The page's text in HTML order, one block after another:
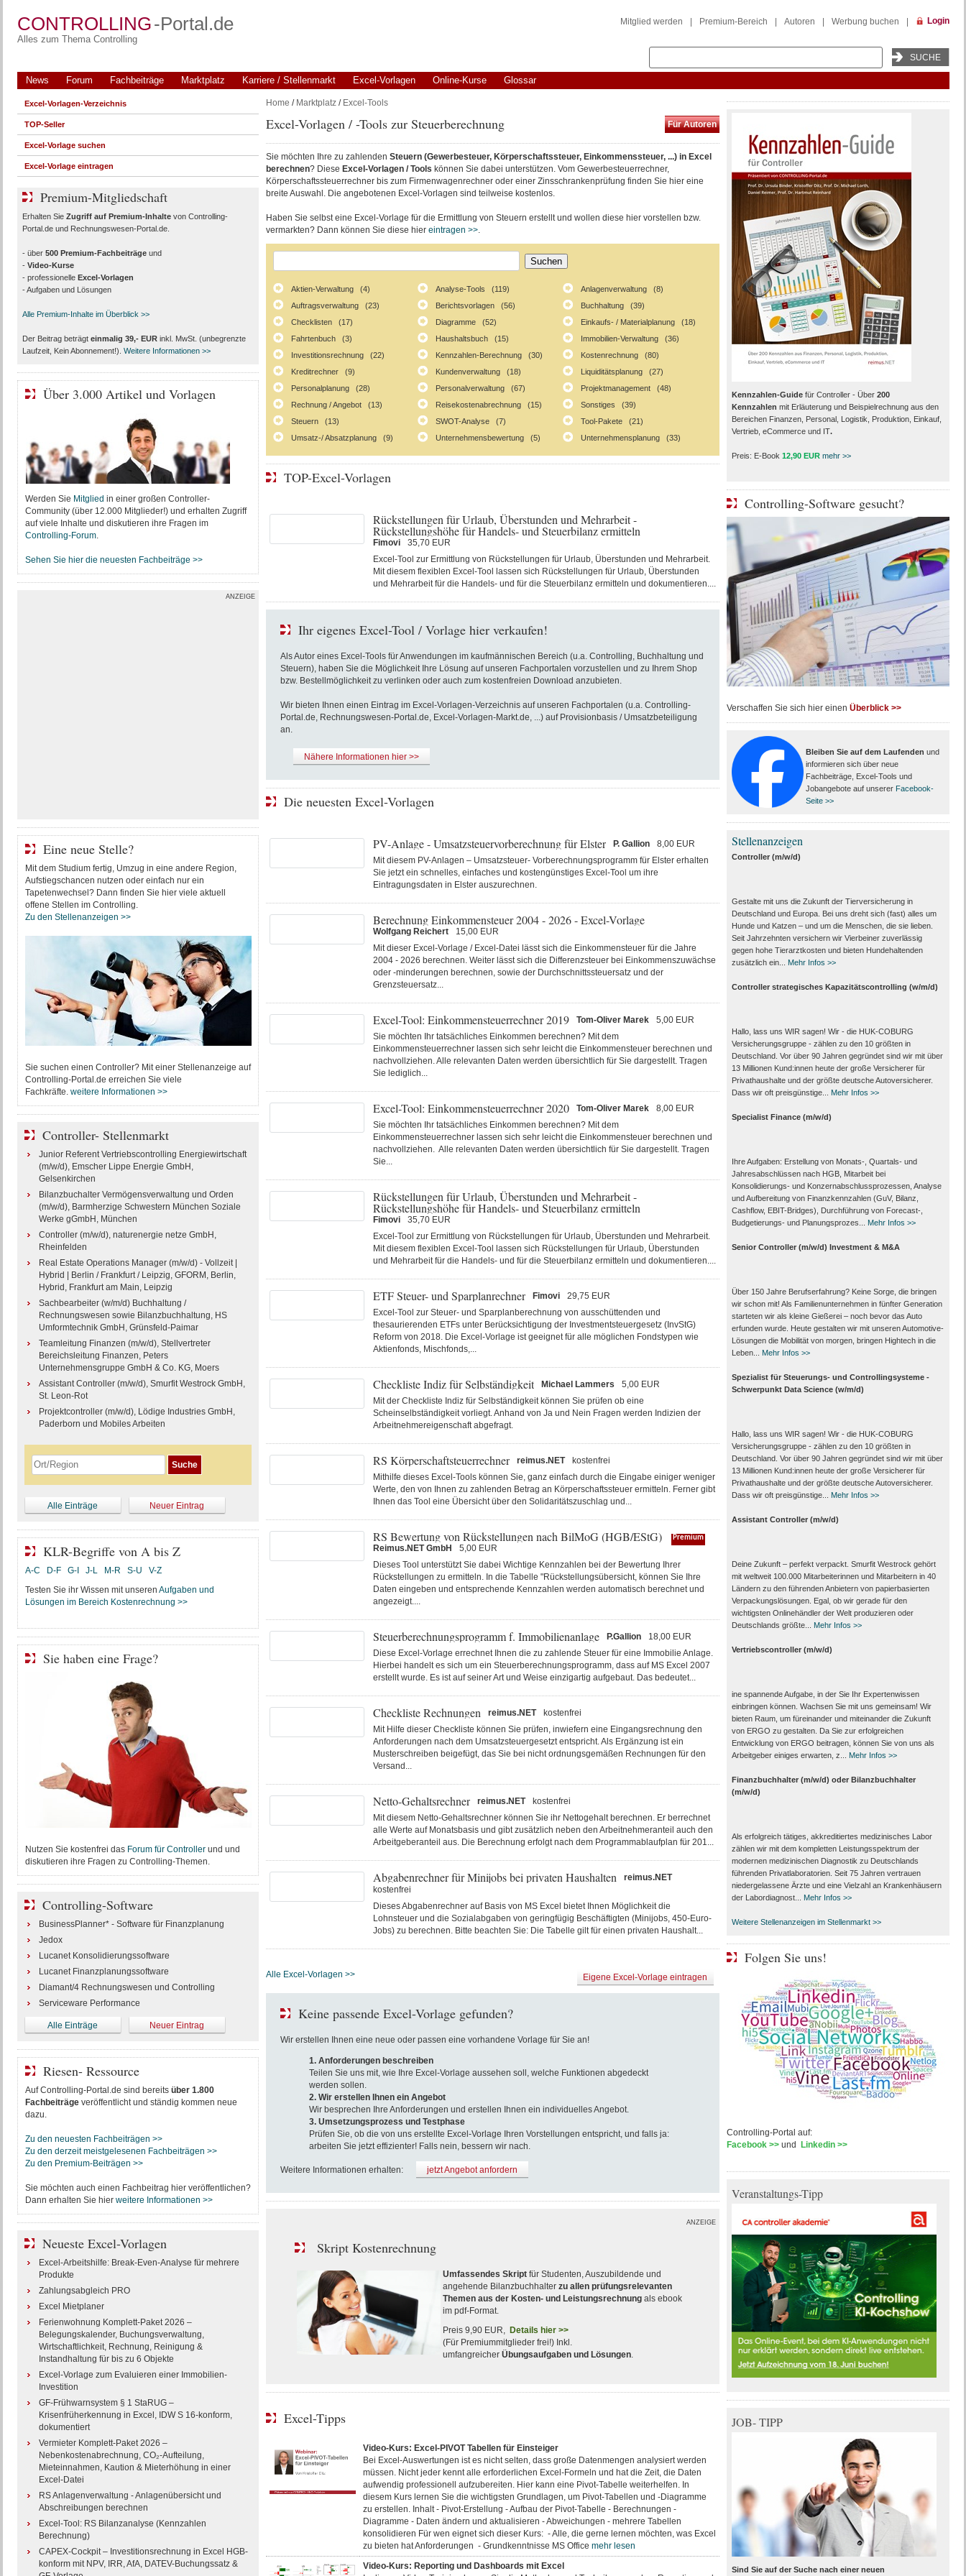
CONTROLLING-Portal.de
Alles zum Thema Controlling
Mitglied werden Premium-Bereich Autoren Werbung buchen Login
News Forum Fachbeiträge Marktplatz Karriere / Stellenmarkt Excel-Vorlagen Online-Kurse Glossar
Home / Marktplatz/ Excel-Tools
Excel-Vorlagen / -Tools zur Steuerberechnung Für Autoren
Sie möchten Ihre zu zahlenden Steuern (Gewerbesteuer, Körperschaftssteuer, Einkommenssteuer, ...) in Excel
berechnen? Diese Excel-Vorlagen / Tools können Sie dabei unterstützen. Vom Gewerbesteuerrechner,
Körperschaftssteuerrechner bis zum Firmenwagenrechner oder einer Zinsschrankenprüfung finden Sie hier eine
breite Auswahl. Die angebotenen Excel-Vorlagen sind teilweise kostenlos.
Haben Sie selbst eine Excel-Vorlage für die Ermittlung von Steuern erstellt und wollen diese hier vorstellen bzw.
vermarkten? Dann können Sie diese hier eintragen >>.
Aktien-Verwaltung (4) Analyse-Tools (119)
Anlagenverwaltung (8)
Auftragsverwaltung (23)
Berichtsvorlagen (56)
Buchhaltung (39)
Checklisten (17)
Diagramme (52)
Einkaufs- / Materialplanung (18)
Fahrtenbuch (3)
Haushaltsbuch (15)
Immobilien-Verwaltung (36)
Investitionsrechnung (22)
Kennzahlen-Berechnung (30)
Kostenrechnung (80)
Kreditrechner (9)
Kundenverwaltung (18)
Liquiditätsplanung (27)
Personalplanung (28)
Personalverwaltung (67)
Projektmanagement (48)
Rechnung / Angebot (13)
Reisekostenabrechnung (15)
Sonstiges (39)
Steuern (13)
SWOT-Analyse (7)
Tool-Pakete (21)
Umsatz-/ Absatzplanung (9)
Unternehmensbewertung (5) Unternehmensplanung (33)
TOP-Excel-Vorlagen
Rückstellungen für Urlaub, Überstunden und Mehrarbeit -
Rückstellungshöhe für Handels- und Steuerbilanz ermitteln
Fimovi
35,70 EUR
Excel-Tool zur Ermittlung von Rückstellungen für Urlaub, Überstunden und Mehrarbeit.
Mit diesem flexiblen Excel-Tool lassen sich Rückstellungen für Urlaub, Überstunden
und Mehrarbeit für die Handels- und für die Steuerbilanz ermitteln und dokumentieren....
Ihr eigenes Excel-Tool / Vorlage hier verkaufen!
Als Autor eines Excel-Tools für Anwendungen im kaufmännischen Bereich (u.a. Controlling, Buchhaltung und
Steuern), haben Sie die Möglichkeit Ihre Lösung auf unseren Fachportalen vorzustellen und zu Ihrem Shop
bzw. Bestellmöglichkeit zu verlinken oder auch zum kostenfreien Download anzubieten.
Wir bieten Ihnen einen Eintrag im Excel-Vorlagen-Verzeichnis auf unseren Fachportalen (u.a. Controlling-
Portal.de, Rechnungswesen-Portal.de, Excel-Vorlagen-Markt.de, ...) auf Provisionbasis / Umsatzbeteiligung
an.
Nähere Informationen hier >>
Die neuesten Excel-Vorlagen
PV-Anlage - Umsatzsteuervorberechnung für Elster P. Gallion
8,00 EUR
Mit diesem PV-Anlagen – Umsatzsteuer- Vorberechnungsprogramm für Elster erhalten
Sie jetzt ein schnelles, einfaches und kostengünstiges Excel-Tool um ihre
Eintragungsdaten in Elster auszurechnen.
Berechnung Einkommensteuer 2004 - 2026 - Excel-Vorlage
Wolfgang Reichert
15,00 EUR
Mit dieser Excel-Vorlage / Excel-Datei lässt sich die Einkommensteuer für die Jahre
2004 - 2026 berechnen. Weiter lässt sich die Differenzsteuer bei Einkommenszuwächse
oder -minderungen berechnen, sowie der Durchschnittssteuersatz und der
Grenzsteuersatz...
Excel-Tool: Einkommensteuerrechner 2019 Tom-Oliver Marek
5,00 EUR
Sie möchten Ihr tatsächliches Einkommen berechnen? Mit dem
Einkommensteuerrechner lassen sich sehr leicht die Einkommensteuer berechnen und
nachvollziehen. Alle relevanten Daten werden übersichtlich für Sie dargestellt. Tragen
Sie lediglich...
Excel-Tool: Einkommensteuerrechner 2020 Tom-Oliver Marek
8,00 EUR
Sie möchten Ihr tatsächliches Einkommen berechnen? Mit dem
Einkommensteuerrechner lassen sich sehr leicht die Einkommensteuer berechnen und
nachvollziehen. Alle relevanten Daten werden übersichtlich für Sie dargestellt. Tragen
Sie...
Rückstellungen für Urlaub, Überstunden und Mehrarbeit -
Rückstellungshöhe für Handels- und Steuerbilanz ermitteln
Fimovi
35,70 EUR
Excel-Tool zur Ermittlung von Rückstellungen für Urlaub, Überstunden und Mehrarbeit.
Mit diesem flexiblen Excel-Tool lassen sich Rückstellungen für Urlaub, Überstunden
und Mehrarbeit für die Handels- und für die Steuerbilanz ermitteln und dokumentieren....
ETF Steuer- und Sparplanrechner Fimovi
29,75 EUR
Excel-Tool zur Steuer- und Sparplanberechnung von ausschüttenden und
thesaurierenden ETFs unter Berücksichtigung der Investmentsteuergesetz (InvStG)
Reform von 2018. Die Excel-Vorlage ist geeignet für alle möglichen Fondstypen wie
Aktienfonds, Mischfonds,...
Checkliste Indiz für Selbständigkeit Michael Lammers
5,00 EUR
Mit der Checkliste Indiz für Selbständigkeit können Sie prüfen ob eine
Scheinselbständigkeit vorliegt. Anhand von Ja und Nein Fragen werden Indizien der
Arbeitnehmereigenschaft abgefragt.
RS Körperschaftsteuerrechner reimus.NET
kostenfrei
Mithilfe dieses Excel-Tools können Sie, ganz einfach durch die Eingabe einiger weniger
Werte, den von Ihnen zu zahlenden Betrag an Körperschaftssteuer ermitteln. Ferner gibt
Ihnen das Tool eine Übersicht über den Solidaritätszuschlag und...
RS Bewertung von Rückstellungen nach BilMoG (HGB/EStG)
Reimus.NET GmbH 5,00 EUR
Premium
Dieses Tool unterstützt Sie dabei Wichtige Kennzahlen bei der Bewertung Ihrer
Rückstellungen zu ermitteln. In die Tabelle "Rückstellungsübersicht, können Sie Ihre
Daten eingeben und entsprechende Kennzahlen werden automatisch berechnet und
angezeigt....
Steuerberechnungsprogramm f. Immobilienanlage P.Gallion
18,00 EUR
Diese Excel-Vorlage errechnet Ihnen die zu zahlende Steuer für eine Immobilie Anlage.
Hierbei handelt es sich um ein Steuerberechnungsprogramm, dass auf MS Excel 2007
erstellt wurde. Es ist auf seiner Art und Weise einzigartig aufgebaut. Das bedeutet...
Checkliste Rechnungen reimus.NET
kostenfrei
Mit Hilfe dieser Checkliste können Sie prüfen, inwiefern eine Eingangsrechnung den
Anforderungen nach dem Umsatzsteuergesetzt entspricht. Als Ergänzung ist ein
Musterschreiben beigefügt, das Sie bei nicht ordnungsgemäßen Rechnungen für den
Versand...
Netto-Gehaltsrechner reimus.NET
kostenfrei
Mit diesem Netto-Gehaltsrechner können Sie ihr Nettogehalt berechnen. Er berrechnet
alle Werte auf Monatsbasis und gibt zusätzlich neben den Arbeitnehmeranteil auch den
Arbeitgeberanteil aus. Die Berechnung erfolgt nach dem Programmablaufplan für 201...
Abgabenrechner für Minijobs bei privaten Haushalten
reimus.NET
kostenfrei
Dieses Abgabenrechner auf Basis von MS Excel bietet Ihnen Möglichkeit die
Lohnsteuer und die Sozialabgaben von geringfügig Beschäftigten (Minijobs, 450-Euro-
Jobs) zu berechnen. Bitte beachten Sie: Die Tabelle gilt für einen privaten Haushalt...
Alle Excel-Vorlagen >> Eigene Excel-Vorlage eintragen
Keine passende Excel-Vorlage gefunden?
Wir erstellen Ihnen eine neue oder passen eine vorhandene Vorlage für Sie an!
1. Anforderungen beschreiben
Teilen Sie uns mit, wie Ihre Excel-Vorlage aussehen soll, welche Funktionen abgedeckt
werden sollen.
2. Wir erstellen Ihnen ein Angebot
Wir besprechen Ihre Anforderungen und erstellen Ihnen ein individuelles Angebot.
3. Umsetzungsprozess und Testphase
Prüfen Sie, ob die von uns erstellte Excel-Vorlage Ihren Vorstellungen entspricht, und falls ja:
arbeiten Sie jetzt effizienter! Falls nein, bessern wir nach.
Weitere Informationen erhalten: jetzt Angebot anfordern
ANZEIGE
Skript Kostenrechnung
Umfassendes Skriptfür Studenten, Auszubildende und
angehende Bilanzbuchhalter zu allen prüfungsrelevanten
Themen aus der Kosten- und Leistungsrechnungals ebook
im pdf-Format.
Preis 9,90 EUR, Details hier >>
(Für Premiummitglieder frei!) Inkl.
umfangreicher Übungsaufgaben und Lösungen.
Excel-Tipps
Video-Kurs: Excel-PIVOT Tabellen für Einsteiger
Bei Excel-Auswertungen ist es nicht selten, dass große Datenmengen analysiert werden
müssen. Nicht jeder kennt alle erforderlichen Excel-Formeln und hat die Zeit, die Daten
aufwendig professionell aufzubereiten. Hier kann eine Pivot-Tabelle weiterhelfen. In
diesem Kurs lernen Sie die wichtigsten Grundlagen, um Pivot-Tabellen und -Diagramme
zu erstellen. Inhalt - Pivot-Erstellung - Aufbau der Pivot-Tabelle - Berechnungen -
Diagramme - Daten ändern und aktualisieren - Abweichungen - mehrere Tabellen
konsolidieren Für wen eignet sich dieser Kurs: - Alle, die gerne lernen möchten, was Excel
zu bieten hat Anforderungen - Grundkenntnisse MS Office mehr lesen
Video-Kurs: Reporting und Dashboards mit Excel
Excel-Vorlagen-Verzeichnis
TOP-Seller
Excel-Vorlage suchen
Excel-Vorlage eintragen
Premium-Mitgliedschaft
Erhalten Sie Zugriff auf Premium-Inhalte von Controlling-
Portal.de und Rechnungswesen-Portal.de.
- über 500 Premium-Fachbeiträgeund
- Video-Kurse
- professionelle Excel-Vorlagen
- Aufgaben und Lösungen
Alle Premium-Inhalte im Überblick >>
Der Beitrag beträgt einmalig 39,- EURinkl. MwSt. (unbegrenzte
Laufzeit, Kein Abonnement!). Weitere Informationen >>
Über 3.000 Artikel und Vorlagen
Werden Sie Mitglied in einer großen Controller-
Community (über 12.000 Mitglieder!) und erhalten Zugriff
auf viele Inhalte und diskutieren ihre Fragen im
Controlling-Forum.
Sehen Sie hier die neuesten Fachbeiträge >>
ANZEIGE
Eine neue Stelle?
Mit dem Studium fertig, Umzug in eine andere Region,
Aufstiegschancen nutzen oder einfach nur ein
Tapetenwechsel? Dann finden Sie hier viele aktuell
offene Stellen im Controlling.
Zu den Stellenanzeigen >>
Sie suchen einen Controller? Mit einer Stellenanzeige auf
Controlling-Portal.de erreichen Sie viele
Fachkräfte. weitere Informationen >>
Controller- Stellenmarkt
Junior Referent Vertriebscontrolling Energiewirtschaft
(m/w/d), Emscher Lippe Energie GmbH,
Gelsenkirchen
Bilanzbuchalter Vermögensverwaltung und Orden
(m/w/d), Barmherzige Schwestern München Soziale
Werke gGmbH, München
Controller (m/w/d), naturenergie netze GmbH,
Rheinfelden
Real Estate Operations Manager (m/w/d) - Vollzeit |
Hybrid | Berlin / Frankfurt / Leipzig, GFORM, Berlin,
Hybrid, Frankfurt am Main, Leipzig
Sachbearbeiter (w/m/d) Buchhaltung /
Rechnungswesen sowie Bilanzbuchhaltung, HS
Umformtechnik GmbH, Grünsfeld-Paimar
Teamleitung Finanzen (m/w/d), Stellvertreter
Bereichsleitung Finanzen, Peters
Unternehmensgruppe GmbH & Co. KG, Moers
Assistant Controller (m/w/d), Smurfit Westrock GmbH,
St. Leon-Rot
Projektcontroller (m/w/d), Lödige Industries GmbH,
Paderborn und Mobiles Arbeiten
Alle Einträge Neuer Eintrag
KLR-Begriffe von A bis Z
A-C D-F G-I J-L M-R S-U
V-Z
Testen Sie ihr Wissen mit unseren Aufgaben und
Lösungen im Bereich Kostenrechnung >>
Sie haben eine Frage?
Nutzen Sie kostenfrei das Forum für Controllerund und
diskutieren ihre Fragen zu Controlling-Themen.
Controlling-Software
BusinessPlanner* - Software für Finanzplanung
Jedox
Lucanet Konsolidierungssoftware
Lucanet Finanzplanungssoftware
Diamant/4 Rechnungswesen und Controlling
Serviceware Performance
Alle Einträge Neuer Eintrag
Riesen- Ressource
Auf Controlling-Portal.de sind bereits über 1.800
Fachbeiträgeveröffentlicht und ständig kommen neue
dazu.
Zu den neuesten Fachbeiträgen >>
Zu den derzeit meistgelesenen Fachbeiträgen >>
Zu den Premium-Beiträgen >>
Sie möchten auch einen Fachbeitrag hier veröffentlichen?
Dann erhalten Sie hier weitere Informationen >>
Neueste Excel-Vorlagen
Excel-Arbeitshilfe: Break-Even-Analyse für mehrere
Produkte
Zahlungsabgleich PRO
Excel Mietplaner
Ferienwohnung Komplett-Paket 2026 –
Belegungskalender, Buchungsverwaltung,
Wirtschaftlichkeit, Rechnung, Reinigung &
Instandhaltung für bis zu 6 Objekte
Excel-Vorlage zum Evaluieren einer Immobilien-
Investition
GF-Frühwarnsystem § 1 StaRUG –
Krisenfrüherkennung in Excel, IDW S 16-konform,
dokumentiert
Vermieter Komplett-Paket 2026 –
Nebenkostenabrechnung, CO₂-Aufteilung,
Mieteinnahmen, Kaution & Mieterhöhung in einer
Excel-Datei
RS Anlagenverwaltung - Anlagenübersicht und
Abschreibungen berechnen
Excel-Tool: RS Bilanzanalyse (Kennzahlen
Berechnung)
CAPEX-Cockpit – Investitionsrechnung in Excel HGB-
konform mit NPV, IRR, AfA, DATEV-Buchungssatz &
Kennzahlen-Guidefür Controller - Über 200
Kennzahlen mit Erläuterung und Beispielrechnung aus den
Bereichen Finanzen, Personal, Logistik, Produktion, Einkauf,
Vertrieb, eCommerce und IT.
Preis: E-Book 12,90 EUR mehr >>
Controlling-Software gesucht?
Verschaffen Sie sich hier einen Überblick >>
Bleiben Sie auf dem Laufenden und
informieren sich über neue
Fachbeiträge, Excel-Tools und
Jobangebote auf unserer Facebook-
Seite >>
Stellenanzeigen
Controller (m/w/d)
Gestalte mit uns die Zukunft der Tierversicherung in
Deutschland und Europa. Bei uns dreht sich (fast) alles um
Hunde und Katzen – und um die Menschen, die sie lieben.
Seit Jahrzehnten versichern wir Vierbeiner zuverlässig
gegen hohe Tierarztkosten und bieten Hundehaltenden
zusätzlich ein...
Mehr Infos >>
Controller strategisches Kapazitätscontrolling (w/m/d)
Hallo, lass uns WIR sagen! Wir - die HUK-COBURG
Versicherungsgruppe - zählen zu den 10 größten in
Deutschland. Vor über 90 Jahren gegründet sind wir mit über
13 Millionen Kund:innen heute der große Versicherer für
Privathaushalte und der größte deutsche Autoversicherer.
Dass wir oft preisgünstige...
Mehr Infos >>
Specialist Finance (m/w/d)
Ihre Aufgaben: Erstellung von Monats‑, Quartals‑ und
Jahresabschlüssen nach HGB, Mitarbeit bei
Konsolidierungs‑ und Konzernabschlussprozessen, Analyse
und Aufbereitung von Finanzkennzahlen (GuV, Bilanz,
Cashflow, EBIT-Bridges), Durchführung von Forecast‑,
Budgetierungs‑ und Planungsprozes...
Mehr Infos >>
Senior Controller (m/w/d) Investment & M&A
Über 150 Jahre Berufserfahrung? Keine Sorge, die bringen
wir schon mit! Als Familienunternehmen in fünfter Generation
starteten wir als kleine Gießerei – noch bevor das Auto
erfunden wurde. Heute gestalten wir mit unseren Automotive-
Lösungen die Mobilität von morgen, bringen Hightech in die
Leben...
Mehr Infos >>
Spezialist für Steuerungs- und Controllingsysteme -
Schwerpunkt Data Science (w/m/d)
Hallo, lass uns WIR sagen! Wir - die HUK-COBURG
Versicherungsgruppe - zählen zu den 10 größten in
Deutschland. Vor über 90 Jahren gegründet sind wir mit über
13 Millionen Kund:innen heute der große Versicherer für
Privathaushalte und der größte deutsche Autoversicherer.
Dass wir oft preisgünstige...
Mehr Infos >>
Assistant Controller (m/w/d)
Deine Zukunft – perfekt verpackt. Smurfit Westrock gehört
mit weltweit 100.000 Mitarbeiter­innen und Mitarbeitern in 40
Ländern zu den führenden Anbietern von papier­basierten
Verpackungs­lösungen. Egal, ob wir gerade für den
wichtigsten Onlinehändler der Welt produzieren oder
Deutschlands größte...
Mehr Infos >>
Vertriebscontroller (m/w/d)
ine spannende Aufgabe, in der Sie Ihr Expertenwissen
einbringen können. Wachsen Sie mit uns gemeinsam! Wir
bieten Raum, um füreinander und miteinander die Zukunft
von ERGO zu gestalten. Da Sie zur erfolgreichen
Entwicklung von ERGO beitragen, können Sie von uns als
Arbeitgeber einiges erwarten, z...
Mehr Infos >>
Finanzbuchhalter (m/w/d) oder Bilanzbuchhalter
(m/w/d)
Als erfolgreich tätiges, akkreditiertes medizinisches Labor
zählen wir mit dem kompletten Leistungs­spektrum der
modernen medizinischen Diagnostik zu Deutschlands
führenden Privat­laboratorien. Seit 75 Jahren vertrauen
nieder­gelassene Ärzte und eine Vielzahl an Kranken­häusern
der Labor­diagnost...
Mehr Infos >>
Weitere Stellenanzeigen im Stellenmarkt >>
Folgen Sie uns!
Controlling-Portal auf:
Facebook >>und Linkedin >>
Veranstaltungs-Tipp
JOB- TIPP
Sind Sie auf der Suche nach einer neuen